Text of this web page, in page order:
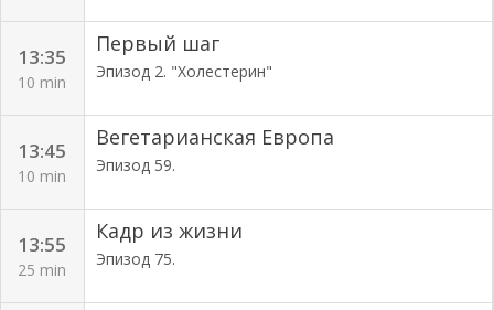
13:35
10 min
Первый шаг
Эпизод 2. "Холестерин"
13:45
10 min
Вегетарианская Европа
Эпизод 59.
13:55
25 min
Кадр из жизни
Эпизод 75.